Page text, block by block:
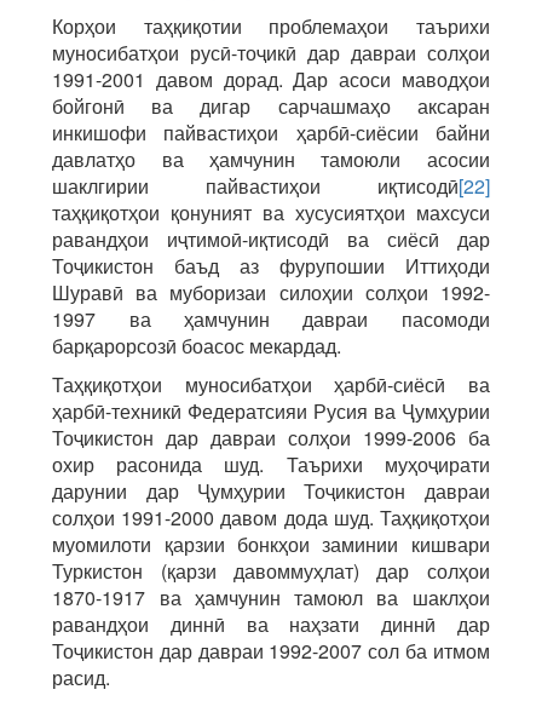
Корҳои таҳқиқотии проблемаҳои таърихи
муносибатҳои русӣ-тоҷикӣ дар давраи солҳои
1991-2001 давом дорад. Дар асоси маводҳои
бойгонӣ ва дигар сарчашмаҳо аксаран
инкишофи пайвастиҳои ҳарбӣ-сиёсии байни
давлатҳо ва ҳамчунин тамоюли асосии
шаклгирии пайвастиҳои иқтисодӣ[22]
таҳқиқотҳои қонуният ва хусусиятҳои махсуси
равандҳои иҷтимоӣ-иқтисодӣ ва сиёсӣ дар
Тоҷикистон баъд аз фурупошии Иттиҳоди
Шуравӣ ва муборизаи силоҳии солҳои 1992-
1997 ва ҳамчунин давраи пасомоди
барқарорсозӣ боасос мекардад.
Таҳқиқотҳои муносибатҳои ҳарбӣ-сиёсӣ ва
ҳарбӣ-техникӣ Федератсияи Русия ва Ҷумҳурии
Тоҷикистон дар давраи солҳои 1999-2006 ба
охир расонида шуд. Таърихи муҳоҷирати
дарунии дар Ҷумҳурии Тоҷикистон давраи
солҳои 1991-2000 давом дода шуд. Таҳқиқотҳои
муомилоти қарзии бонкҳои заминии кишвари
Туркистон (қарзи давоммуҳлат) дар солҳои
1870-1917 ва ҳамчунин тамоюл ва шаклҳои
равандҳои диннӣ ва наҳзати диннӣ дар
Тоҷикистон дар давраи 1992-2007 сол ба итмом
расид.